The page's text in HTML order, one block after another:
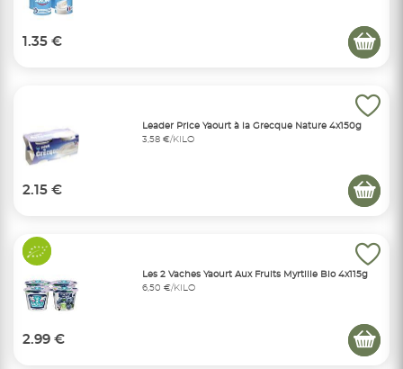
1.35 €
Leader Price Yaourt à la Grecque Nature 4x150g
3,58 €/KILO
2.15 €
Les 2 Vaches Yaourt Aux Fruits Myrtille Bio 4x115g
6,50 €/KILO
2.99 €